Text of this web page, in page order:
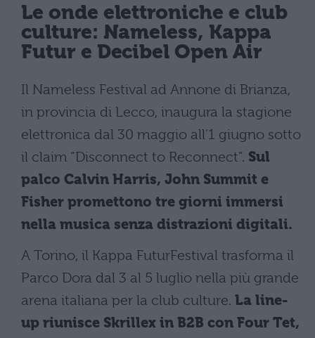
Le onde elettroniche e club
culture: Nameless, Kappa
Futur e Decibel Open Air
Il Nameless Festival ad Annone di Brianza,
in provincia di Lecco, inaugura la stagione
elettronica dal 30 maggio all’1 giugno sotto
il claim “Disconnect to Reconnect”. Sul
palco Calvin Harris, John Summit e
Fisher promettono tre giorni immersi
nella musica senza distrazioni digitali.
A Torino, il Kappa FuturFestival trasforma il
Parco Dora dal 3 al 5 luglio nella più grande
arena italiana per la club culture. La line-
up riunisce Skrillex in B2B con Four Tet,